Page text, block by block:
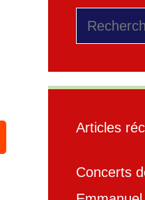
Rechercher
Articles
Concerts